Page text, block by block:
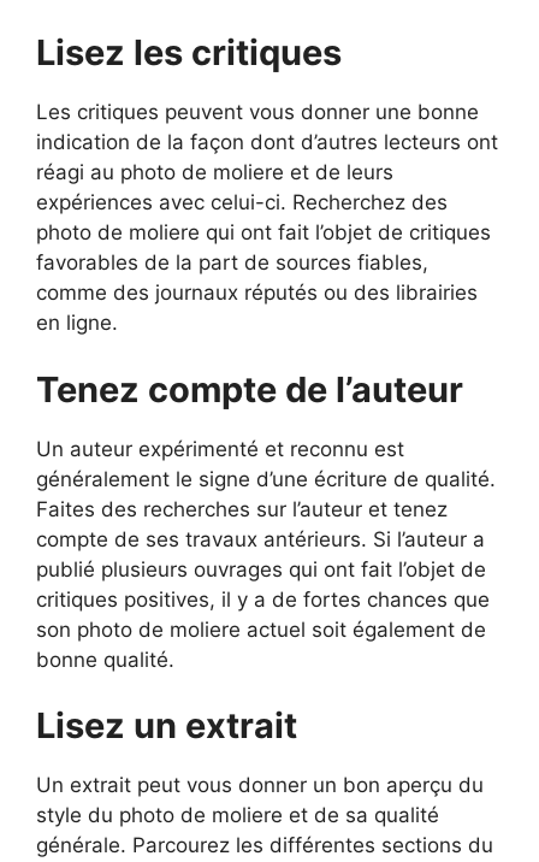
Lisez les critiques
Les critiques peuvent vous donner une bonne
indication de la façon dont d’autres lecteurs ont
réagi au photo de moliere et de leurs
expériences avec celui-ci. Recherchez des
photo de moliere qui ont fait l’objet de critiques
favorables de la part de sources fiables,
comme des journaux réputés ou des librairies
en ligne.
Tenez compte de l’auteur
Un auteur expérimenté et reconnu est
généralement le signe d’une écriture de qualité.
Faites des recherches sur l’auteur et tenez
compte de ses travaux antérieurs. Si l’auteur a
publié plusieurs ouvrages qui ont fait l’objet de
critiques positives, il y a de fortes chances que
son photo de moliere actuel soit également de
bonne qualité.
Lisez un extrait
Un extrait peut vous donner un bon aperçu du
style du photo de moliere et de sa qualité
générale. Parcourez les différentes sections du